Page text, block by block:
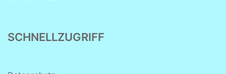
SCHNELLZUGRIFF